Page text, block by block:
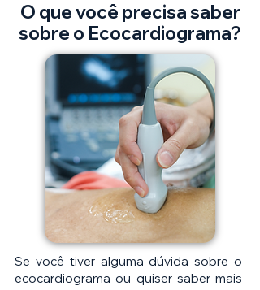
O que você precisa saber
sobre o Ecocardiograma?
Se você tiver alguma dúvida sobre o
ecocardiograma ou quiser saber mais